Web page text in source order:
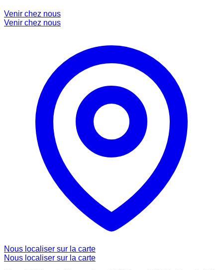
Venir chez nous
Venir chez nous
Nous localiser sur la carte
Nous localiser sur la carte